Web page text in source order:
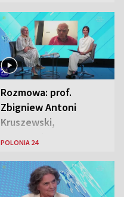
Rozmowa: prof.
Zbigniew Antoni
Kruszewski,
Powstaniec
Zaryan, piosenkarka
POLONIA 24